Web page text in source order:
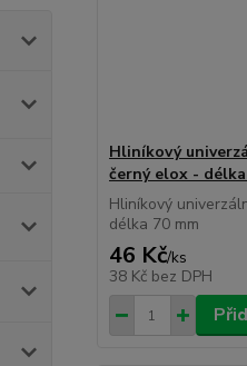
Hliníkový
černý elox -
Hliníkový
délka 70 mm
46 Kč/ks
38 Kč bez DPH